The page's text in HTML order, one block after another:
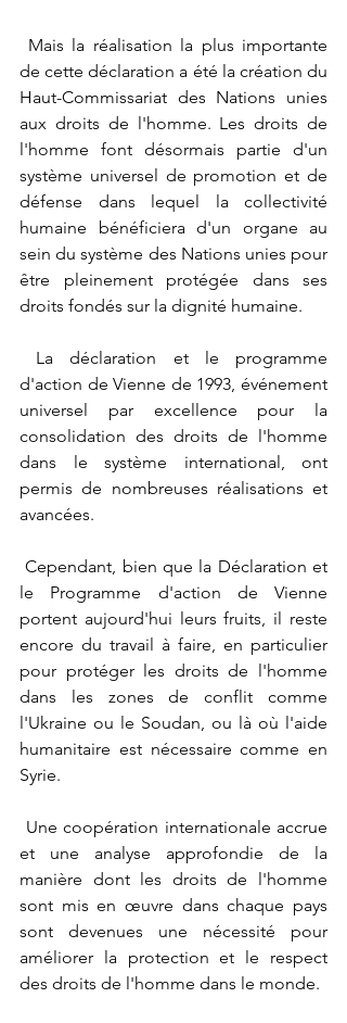
de cette déclaration a été la création du
Haut-Commissariat des Nations unies
aux droits de l'homme. Les droits de
l'homme font désormais partie d'un
système universel de promotion et de
défense dans lequel la collectivité
humaine bénéficiera d'un organe au
sein du système des Nations unies pour
être pleinement protégée dans ses
droits fondés sur la dignité humaine.
d'action de Vienne de 1993, événement
universel par excellence pour la
consolidation des droits de l'homme
dans le système international, ont
permis de nombreuses réalisations et
avancées.
Cependant, bien que la Déclaration et
le Programme d'action de Vienne
portent aujourd'hui leurs fruits, il reste
encore du travail à faire, en particulier
pour protéger les droits de l'homme
dans les zones de conflit comme
l'Ukraine ou le Soudan, ou là où l'aide
humanitaire est nécessaire comme en
Syrie.
et une analyse approfondie de la
manière dont les droits de l'homme
sont mis en œuvre dans chaque pays
sont devenues une nécessité pour
améliorer la protection et le respect
des droits de l'homme dans le monde.